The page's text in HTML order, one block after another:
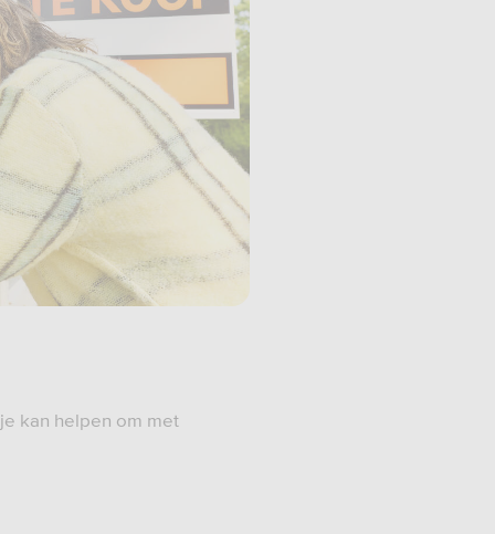
kan helpen om met